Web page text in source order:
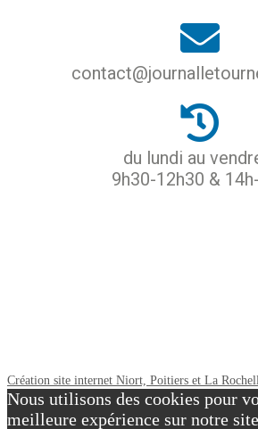
du lundi au
9h30-12h30 &
Création site internet Niort, Poitiers et La
Nous utilisons des cookies pour
meilleure expérience sur notre